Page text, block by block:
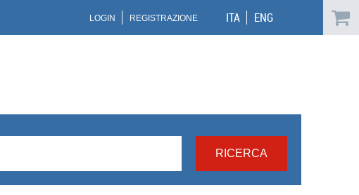
ITA ENG
LOGIN REGISTRAZIONE